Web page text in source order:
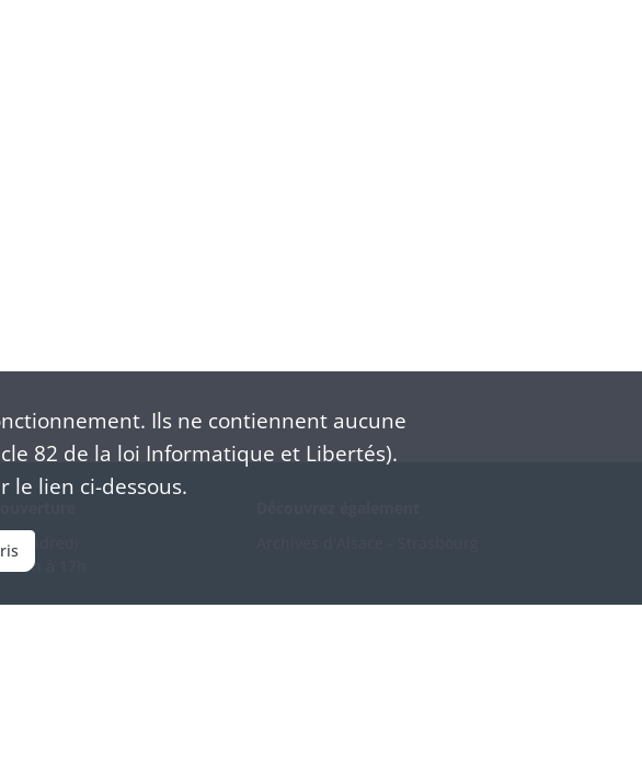
vendredi
9h à 17h
Ils ne contiennent aucune
82 de la loi Informatique et Libertés).
le lien ci-dessous.